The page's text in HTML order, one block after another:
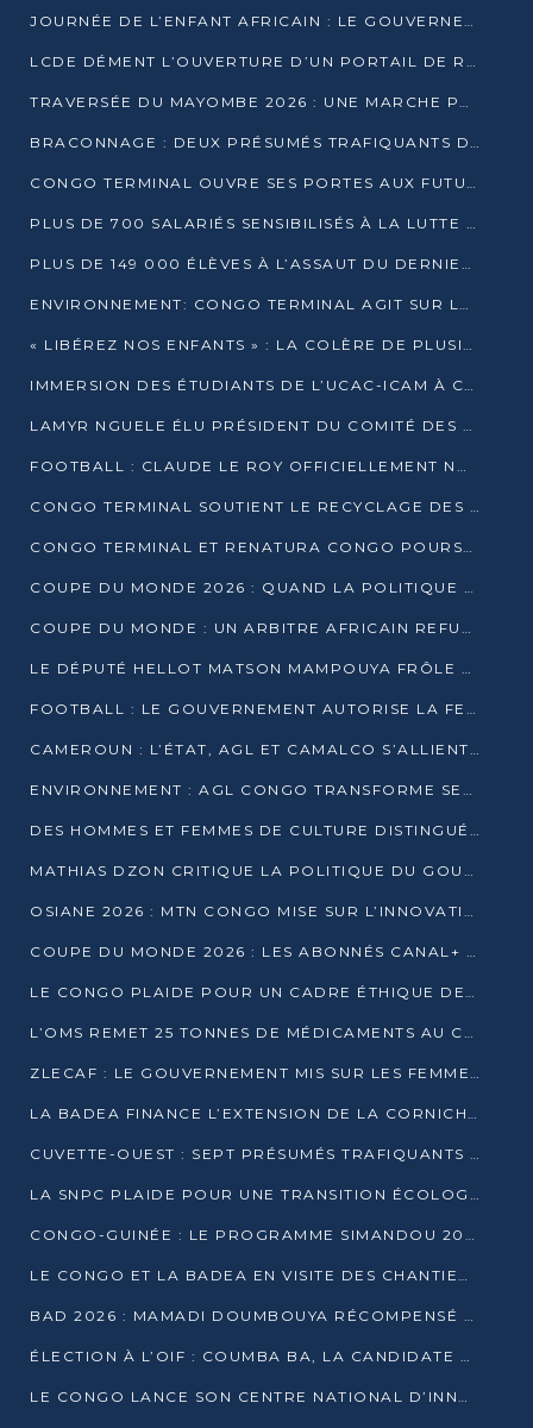
JOURNÉE DE L’ENFANT AFRICAIN : LE GOUVERNEMENT MOBILISÉ POUR L’HYGIÈNE DANS LES ORPHELINATS
LCDE DÉMENT L’OUVERTURE D’UN PORTAIL DE RECRUTEMENT ET APPELLE À LA VIGILANCE
TRAVERSÉE DU MAYOMBE 2026 : UNE MARCHE POUR SENSIBILISER ET DÉPISTER AU DIABÈTE
BRACONNAGE : DEUX PRÉSUMÉS TRAFIQUANTS D’HIPPOPOTAME ÉCROUÉS À BRAZZAVILLE
CONGO TERMINAL OUVRE SES PORTES AUX FUTURS INGÉNIEURS DE L’UCAC-ICAM
PLUS DE 700 SALARIÉS SENSIBILISÉS À LA LUTTE CONTRE LA TUBERCULOSE À CONGO TERMINAL
PLUS DE 149 000 ÉLÈVES À L’ASSAUT DU DERNIER CEPE
ENVIRONNEMENT: CONGO TERMINAL AGIT SUR LE TERRAIN ET FORME LES PLUS JEUNES
« LIBÉREZ NOS ENFANTS » : LA COLÈRE DE PLUSIEURS MÈRES À BRAZZAVILLE CONTRE LA DGSP
IMMERSION DES ÉTUDIANTS DE L’UCAC-ICAM À CONGO TERMINAL
LAMYR NGUELE ÉLU PRÉSIDENT DU COMITÉ DES MEMBRES D’HONNEUR DU PCT
FOOTBALL : CLAUDE LE ROY OFFICIELLEMENT NOMMÉ SÉLECTIONNEUR DU CONGO
CONGO TERMINAL SOUTIENT LE RECYCLAGE DES DÉCHETS PLASTIQUES À POINTE-NOIRE
CONGO TERMINAL ET RENATURA CONGO POURSUIVENT LEUR COMBAT POUR LA BIODIVERSITÉ
COUPE DU MONDE 2026 : QUAND LA POLITIQUE MENACE L’UNIVERSALITÉ DU FOOTBALL
COUPE DU MONDE : UN ARBITRE AFRICAIN REFUSÉ À L’ENTRÉE DES ÉTATS-UNIS
LE DÉPUTÉ HELLOT MATSON MAMPOUYA FRÔLE LA MORT LORS D’UNE EMBUSCADE DZNS LE POOL
FOOTBALL : LE GOUVERNEMENT AUTORISE LA FECOFOOT À OCCUPER LES COMPLEXES SPORTIFS
CAMEROUN : L’ÉTAT, AGL ET CAMALCO S’ALLIENT POUR UN MÉGA-PROJET FERROVIAIRE
ENVIRONNEMENT : AGL CONGO TRANSFORME SES DÉCHETS EN OUTILS DE FORMATION
DES HOMMES ET FEMMES DE CULTURE DISTINGUÉS POUR LEUR ENGAGEMENT PAR BANTOU CULTURE
MATHIAS DZON CRITIQUE LA POLITIQUE DU GOUVERNEMENT ET ALERTE SUR LA DETTE DU CONGO
OSIANE 2026 : MTN CONGO MISE SUR L’INNOVATION POUR RELEVER LES DÉFIS AFRICAINS
COUPE DU MONDE 2026 : LES ABONNÉS CANAL+ AU CONGO DÉÇUS À QUELQUES JOURS DU COUP D’ENVOI
LE CONGO PLAIDE POUR UN CADRE ÉTHIQUE DE L’INTELLIGENCE ARTIFICIELLE À DAKAR
L’OMS REMET 25 TONNES DE MÉDICAMENTS AU CONGO POUR RENFORCER LA RIPOSTE AUX ÉPIDÉMIES
ZLECAF : LE GOUVERNEMENT MIS SUR LES FEMMES ENTREPRENEURES
LA BADEA FINANCE L’EXTENSION DE LA CORNICHE SUD DE BRAZZAVILLE
CUVETTE-OUEST : SEPT PRÉSUMÉS TRAFIQUANTS DE FAUNE INTERPELLÉS À EWO ET KELLÉ
LA SNPC PLAIDE POUR UNE TRANSITION ÉCOLOGIQUE PROGRESSIVE
CONGO-GUINÉE : LE PROGRAMME SIMANDOU 2040 AU CŒUR DES ÉCHANGES À LA BAD
LE CONGO ET LA BADEA EN VISITE DES CHANTIERS
BAD 2026 : MAMADI DOUMBOUYA RÉCOMPENSÉ PAR LE TROPHÉE BABACAR NDIAYE À BRAZZAVILLE
ÉLECTION À L’OIF : COUMBA BA, LA CANDIDATE DISCRÈTE QUI BOUSCULE LE JEU DIPLOMATIQUE
LE CONGO LANCE SON CENTRE NATIONAL D’INNOVATION